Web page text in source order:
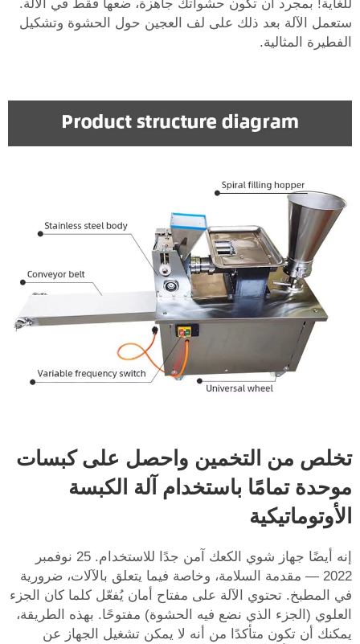
للغاية! بمجرد أن تكون حشواتك جاهزة، ضعها فقط في الآلة.
ستعمل الآلة بعد ذلك على لف العجين حول الحشوة وتشكيل
الفطيرة المثالية.
تخلص من التخمين واحصل على كبسات
موحدة تمامًا باستخدام آلة الكبسة
الأوتوماتيكية
إنه أيضًا جهاز شوي الكعك آمن جدًا للاستخدام. 25 نوفمبر
2022 — مقدمة السلامة، وخاصة فيما يتعلق بالآلات، ضرورية
في المطبخ. تحتوي الآلة على مفتاح أمان يُفعّل كلما كان الجزء
العلوي (الجزء الذي نضع فيه الحشوة) مفتوحًا. بهذه الطريقة،
يمكنك أن تكون متأكدًا من أنه لا يمكن تشغيل الجهاز عن